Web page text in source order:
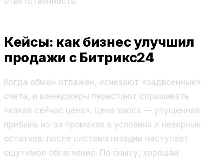
Кейсы: как бизнес улучшил
продажи с Битрикс24
Когда обмен отлажен, исчезают «задвоенные»
счета, и менеджеры перестают спрашивать
«какая сейчас цена». Цена хаоса — упущенная
прибыль из-за промахов в условиях и неверных
остатков; после систематизации наступает
ощутимое облегчение. По опыту, хорошая